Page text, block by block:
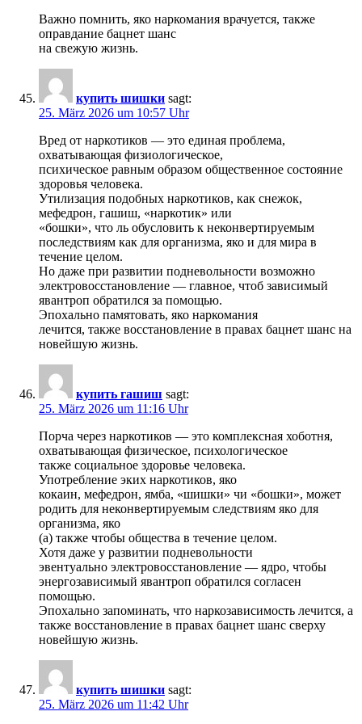
Важно помнить, яко наркомания врачуется, также
оправдание бацнет шанс
на свежую жизнь.
купить шишки sagt:
25. März 2026 um 10:57 Uhr
Вред от наркотиков — это единая проблема,
охватывающая физиологическое,
психическое равным образом общественное состояние
здоровья человека.
Утилизация подобных наркотиков, как снежок,
мефедрон, гашиш, «наркотик» или
«бошки», что ль обусловить к неконвертируемым
последствиям как для организма, яко и для мира в
течение целом.
Но даже при развитии подневольности возможно
электровосстановление — главное, чтоб зависимый
явантроп обратился за помощью.
Эпохально памятовать, яко наркомания
лечится, также восстановление в правах бацнет шанс на
новейшую жизнь.
купить гашиш sagt:
25. März 2026 um 11:16 Uhr
Порча через наркотиков — это комплексная хоботня,
охватывающая физическое, психологическое
также социальное здоровье человека.
Употребление эких наркотиков, яко
кокаин, мефедрон, ямба, «шишки» чи «бошки», может
родить для неконвертируемым следствиям яко для
организма, яко
(а) также чтобы общества в течение целом.
Хотя даже у развитии подневольности
эвентуально электровосстановление — ядро, чтобы
энергозависимый явантроп обратился согласен
помощью.
Эпохально запоминать, что наркозависимость лечится, а
также восстановление в правах бацнет шанс сверху
новейшую жизнь.
купить шишки sagt:
25. März 2026 um 11:42 Uhr